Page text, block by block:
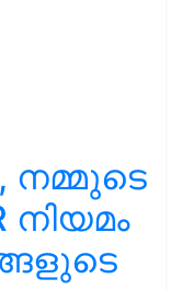
നമ്മുടെ
നിയമം